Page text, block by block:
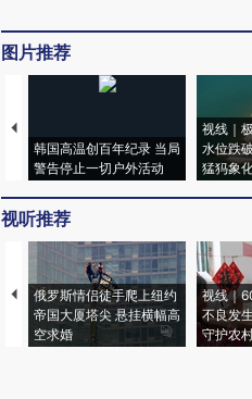
图片推荐
韩国高温创百年纪录 当局
警告停止一切户外活动
视线｜
水位跌
猛犸象
视听推荐
俄罗斯情侣徒手爬上纽约
帝国大厦塔尖 悬挂横幅高
空求婚
视线｜
不良发
守护农